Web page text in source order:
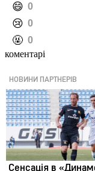
️😄 0
️😢 0
️🤬 0
коментарі